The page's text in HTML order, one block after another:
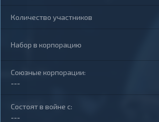
Количество участников
Набор в корпорацию
Союзные корпорации:
---
Состоят в войне с:
---